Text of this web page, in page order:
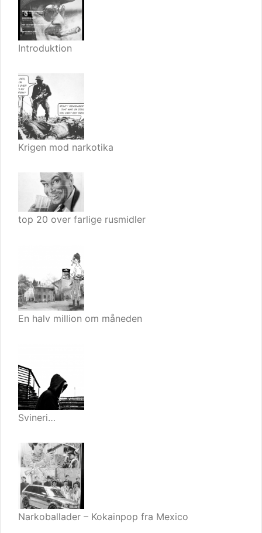
Introduktion
Krigen mod narkotika
top 20 over farlige rusmidler
En halv million om måneden
Svineri…
Narkoballader – Kokainpop fra Mexico